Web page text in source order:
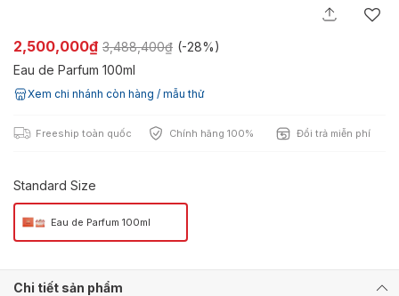
2,500,000₫ 3,488,400₫ (-28%)
Eau de Parfum 100ml
Xem chi nhánh còn hàng / mẫu thử
Freeship toàn quốc Chính hãng 100% Đổi trả miễn phí
Standard Size
Eau de Parfum 100ml
Chi tiết sản phẩm